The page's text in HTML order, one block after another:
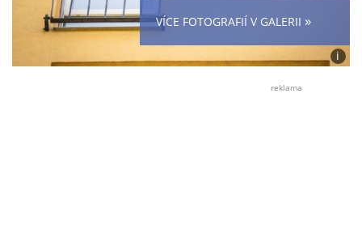
VÍCE FOTOGRAFIÍ V GALERII »
i
Foto:
reklama